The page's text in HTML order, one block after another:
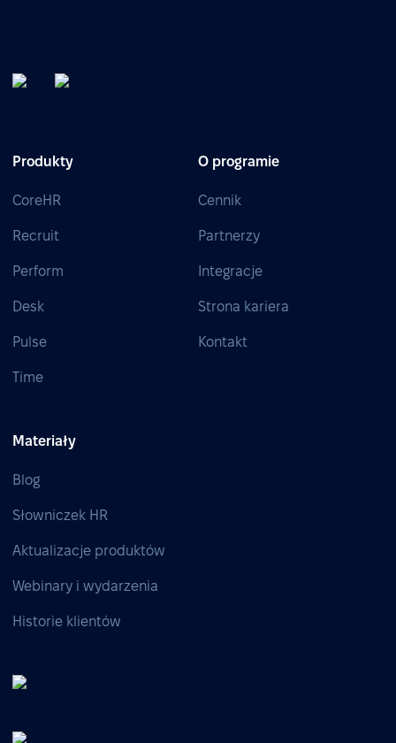
Produkty
CoreHR
Recruit
Perform
Desk
Pulse
Time
O programie
Cennik
Partnerzy
Integracje
Strona kariera
Kontakt
Materiały
Blog
Słowniczek HR
Aktualizacje produktów
Webinary i wydarzenia
Historie klientów